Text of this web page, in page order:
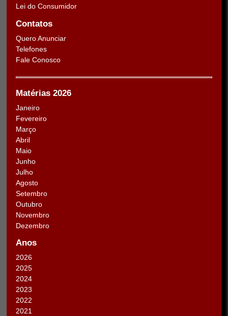
Lei do Consumidor
Contatos
Quero Anunciar
Telefones
Fale Conosco
Matérias 2026
Janeiro
Fevereiro
Março
Abril
Maio
Junho
Julho
Agosto
Setembro
Outubro
Novembro
Dezembro
Anos
2026
2025
2024
2023
2022
2021